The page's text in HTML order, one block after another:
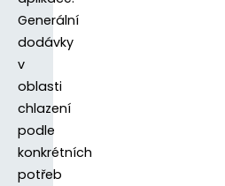
Generální
dodávky
v
oblasti
chlazení
podle
konkrétních
potřeb